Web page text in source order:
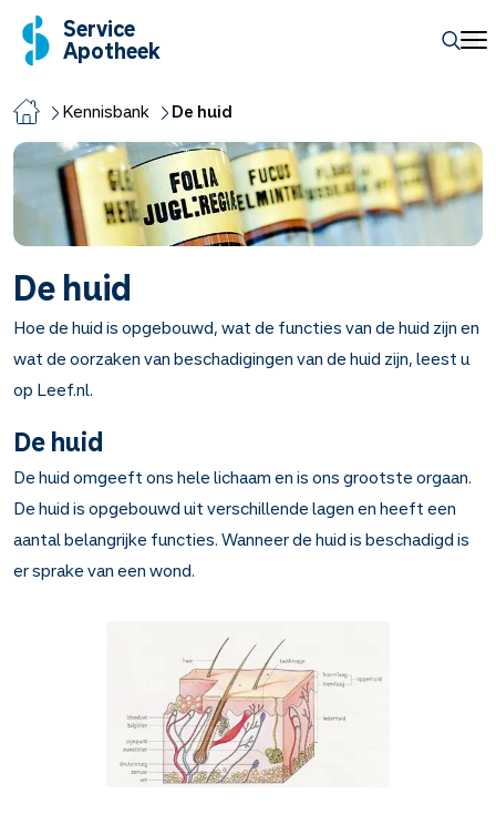
Service
Apotheek
Kennisbank De huid
De huid
Hoe de huid is opgebouwd, wat de functies van de huid zijn en
wat de oorzaken van beschadigingen van de huid zijn, leest u
op Leef.nl.
De huid
De huid omgeeft ons hele lichaam en is ons grootste orgaan.
De huid is opgebouwd uit verschillende lagen en heeft een
aantal belangrijke functies. Wanneer de huid is beschadigd is
er sprake van een wond.